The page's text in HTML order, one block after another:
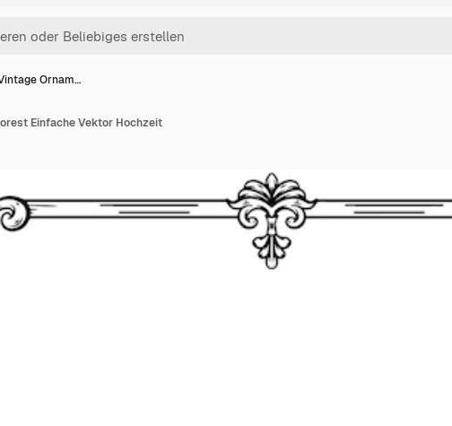
Ornam…
Einfache Vektor Hochzeit